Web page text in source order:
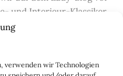
verwenden wir Technologien
und Interieur-Klassiker
und unter guten
– gerne „Made in
Firmen, denen wir